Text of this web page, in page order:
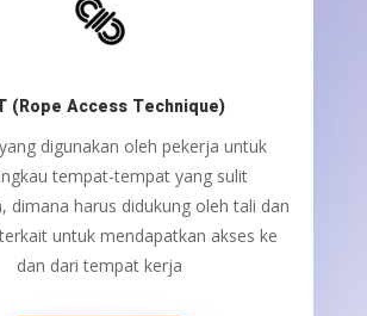
(Rope Access Technique)
digunakan oleh pekerja untuk
tempat-tempat yang sulit
dimana harus didukung oleh tali dan
untuk mendapatkan akses ke
dan dari tempat kerja